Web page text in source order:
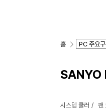
홈
시스템 쿨러 팬